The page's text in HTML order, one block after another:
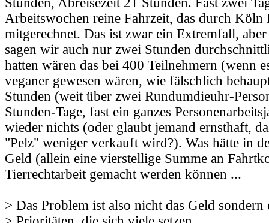
Arbeitswochen reine Fahrzeit, das durch Köln
mitgerechnet. Das ist zwar ein Extremfall,
sagen wir auch nur zwei Stunden
hatten wären das bei 400 Teilnehmern (wenn
veganer gewesen wären, wie fälschlich
Stunden (weit über zwei Rundumdieuhr-
Stunden-Tage, fast ein ganzes
wieder nichts (oder glaubt jemand ernsthaft,
"Pelz" weniger verkauft wird?). Was hätte in
Geld (allein eine vierstellige Summe an
Tierrechtarbeit gemacht werden können ...
> Das Problem ist also nicht das Geld sondern